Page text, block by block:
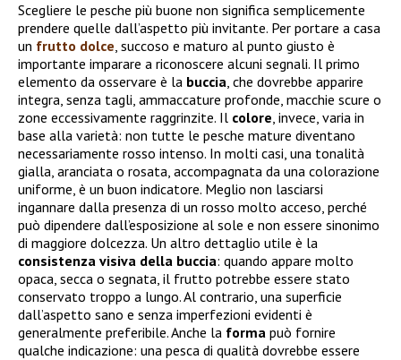
Scegliere le pesche più buone non significa semplicemente
prendere quelle dall’aspetto più invitante. Per portare a casa
un frutto dolce, succoso e maturo al punto giusto è
importante imparare a riconoscere alcuni segnali. Il primo
elemento da osservare è la buccia, che dovrebbe apparire
integra, senza tagli, ammaccature profonde, macchie scure o
zone eccessivamente raggrinzite. Il colore, invece, varia in
base alla varietà: non tutte le pesche mature diventano
necessariamente rosso intenso. In molti casi, una tonalità
gialla, aranciata o rosata, accompagnata da una colorazione
uniforme, è un buon indicatore. Meglio non lasciarsi
ingannare dalla presenza di un rosso molto acceso, perché
può dipendere dall’esposizione al sole e non essere sinonimo
di maggiore dolcezza. Un altro dettaglio utile è la
consistenza visiva della buccia: quando appare molto
opaca, secca o segnata, il frutto potrebbe essere stato
conservato troppo a lungo. Al contrario, una superficie
dall’aspetto sano e senza imperfezioni evidenti è
generalmente preferibile. Anche la forma può fornire
qualche indicazione: una pesca di qualità dovrebbe essere